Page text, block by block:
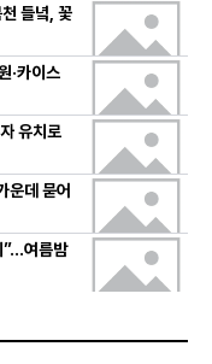
들녘, 꽃
·카이스
유치로
운데 묻어
”…여름밤